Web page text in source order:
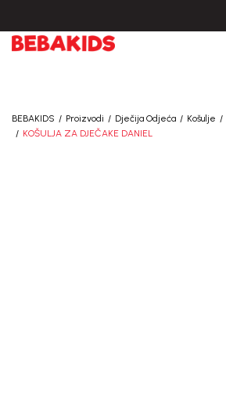
BEBAKIDS Proizvodi Dječija Odjeća Košulje
KOŠULJA ZA DJEČAKE DANIEL